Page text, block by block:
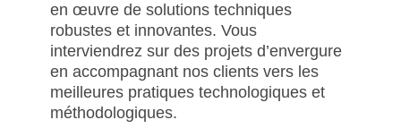
en œuvre de solutions techniques
robustes et innovantes. Vous
interviendrez sur des projets d’envergure
en accompagnant nos clients vers les
meilleures pratiques technologiques et
méthodologiques.